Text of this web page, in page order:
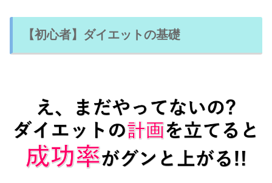
【初心者】ダイエットの基礎